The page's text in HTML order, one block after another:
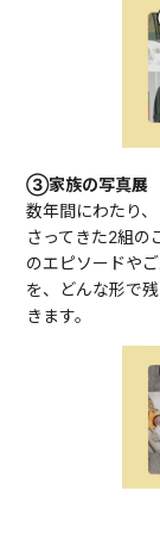
③家族の写真展
数年間にわたり
さってきた2組の
のエピソードや
を、どんな形で
きます。